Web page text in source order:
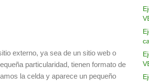
externo, ya sea de un sitio web o
particularidad, tienen formato de
la celda y aparece un pequeño